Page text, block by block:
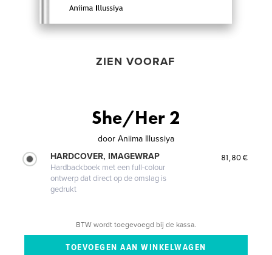
ZIEN VOORAF
She/Her 2
door Aniima Illussiya
HARDCOVER, IMAGEWRAP
Hardbackboek met een full-colour
ontwerp dat direct op de omslag is
gedrukt
81,80 €
BTW wordt toegevoegd bij de kassa.